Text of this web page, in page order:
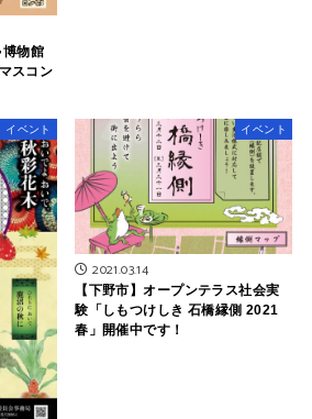
博物館
スコン
イベント イベント
2021.03.14
【下野市】オープンテラス社会実
験「しもつけしき 石橋縁側 2021
春」開催中です！